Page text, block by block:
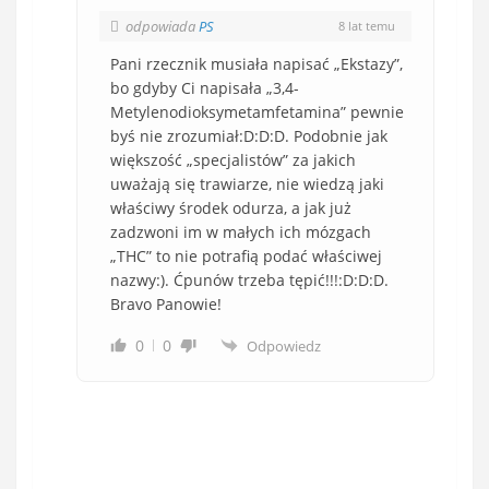
odpowiadaPS 8 lat temu
Pani rzecznik musiała napisać „Ekstazy”,
bo gdyby Ci napisała „3,4-
Metylenodioksymetamfetamina” pewnie
byś nie zrozumiał:D:D:D. Podobnie jak
większość „specjalistów” za jakich
uważają się trawiarze, nie wiedzą jaki
właściwy środek odurza, a jak już
zadzwoni im w małych ich mózgach
„THC” to nie potrafią podać właściwej
nazwy:). Ćpunów trzeba tępić!!!:D:D:D.
Bravo Panowie!
0
0 Odpowiedz